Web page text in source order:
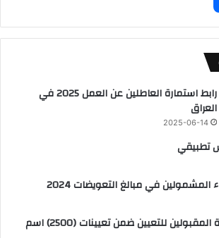
رابط استمارة العاطلين عن العمل 2025 في
العراق
2025-06-14
تطبيقي
في مبالغ التعويضات 2024
للتعيين ضمن تعيينات (2500) اسم